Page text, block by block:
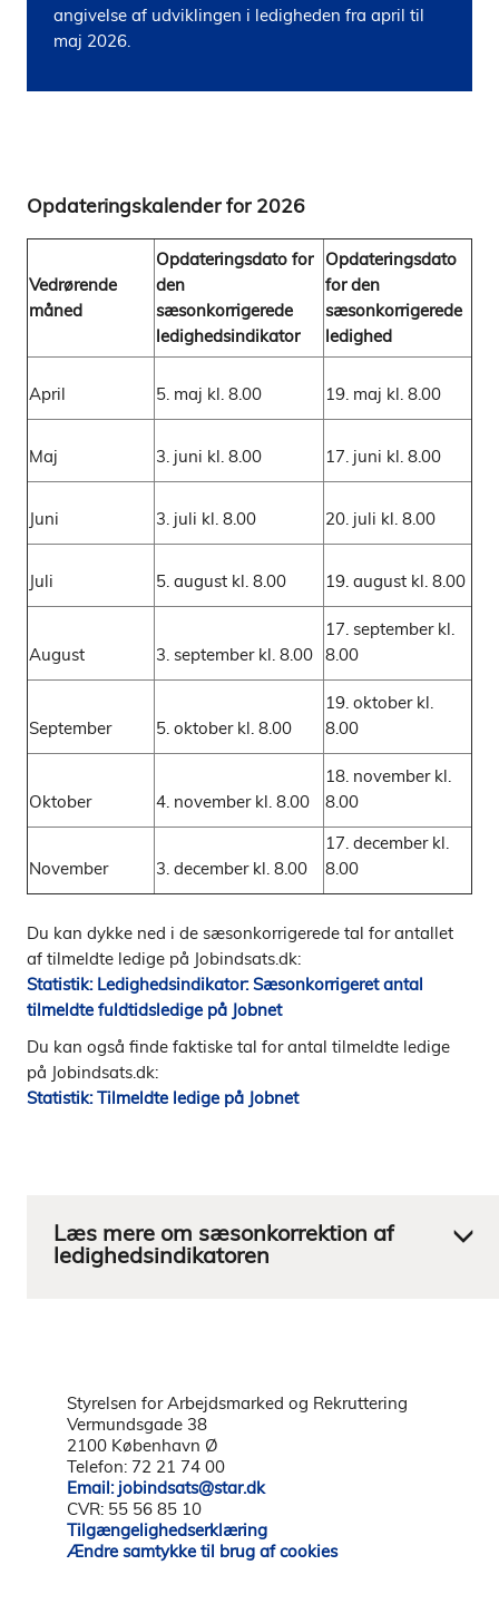
angivelse af udviklingen i ledigheden fra april til
maj 2026.
Opdateringskalender for 2026
Vedrørende
måned
Opdateringsdato for
den
sæsonkorrigerede
ledighedsindikator
Opdateringsdato
for den
sæsonkorrigerede
ledighed
April 5. maj kl. 8.00 19. maj kl. 8.00
Maj 3. juni kl. 8.00 17. juni kl. 8.00
Juni 3. juli kl. 8.00 20. juli kl. 8.00
Juli 5. august kl. 8.00 19. august kl. 8.00
August 3. september kl. 8.00
17. september kl.
8.00
September 5. oktober kl. 8.00
19. oktober kl.
8.00
Oktober 4. november kl. 8.00
18. november kl.
8.00
November 3. december kl. 8.00
17. december kl.
8.00
Du kan dykke ned i de sæsonkorrigerede tal for antallet
af tilmeldte ledige på Jobindsats.dk:
Statistik: Ledighedsindikator: Sæsonkorrigeret antal
tilmeldte fuldtidsledige på Jobnet
Du kan også finde faktiske tal for antal tilmeldte ledige
på Jobindsats.dk:
Statistik: Tilmeldte ledige på Jobnet
Styrelsen for Arbejdsmarked og Rekruttering
Vermundsgade 38
2100 København Ø
Telefon: 72 21 74 00
Email: jobindsats@star.dk
CVR: 55 56 85 10
Tilgængelighedserklæring
Ændre samtykke til brug af cookies